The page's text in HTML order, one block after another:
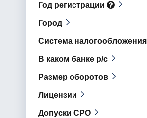
Год регистрации
Город
Система налогообложения
В каком банке р/с
Размер оборотов
Лицензии
Допуски СРО